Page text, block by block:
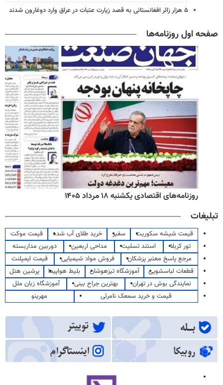
۵ هزار زائر افغانستانی به قصد زیارت عتبات در عراق وارد دوغارون شدند
صفحه اول روزنامه‌ها
روزنامه‌های اقتصادی یکشنبه ۱۸ مرداد ۱۴۰۵
تبلیغات
قیمت شیشه سکوریت سفیر خرید طلای آب شده
قیمت موکت
تور کربلا
استند تسلیت مداحی اربعین
دوربین مداربسته
مرجع پاسخ معتبر پزشکان
فروش مواد شیمیایی
قیمت ایمپلنت
قطعات لباسشویی
آموزشگاه تیزهوشان بلیط هواپیما
پرشین هتل
نمایندگی بوش در تهران
بهترین جراح بینی
آموزشگاه زبان ملل
قیمت و خرید سمعک نامرئی
مهرینو